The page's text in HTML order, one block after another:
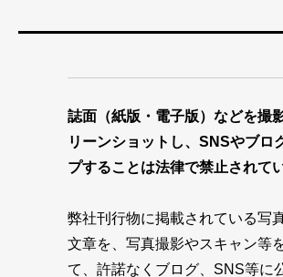
誌面（紙版・電子版）などを撮
リーンショットし、SNSやブロ
プすることは法律で禁止されて
弊社刊行物に掲載されている写
文章を、写真撮影やスキャン等
て、許諾なくブログ、SNS等に